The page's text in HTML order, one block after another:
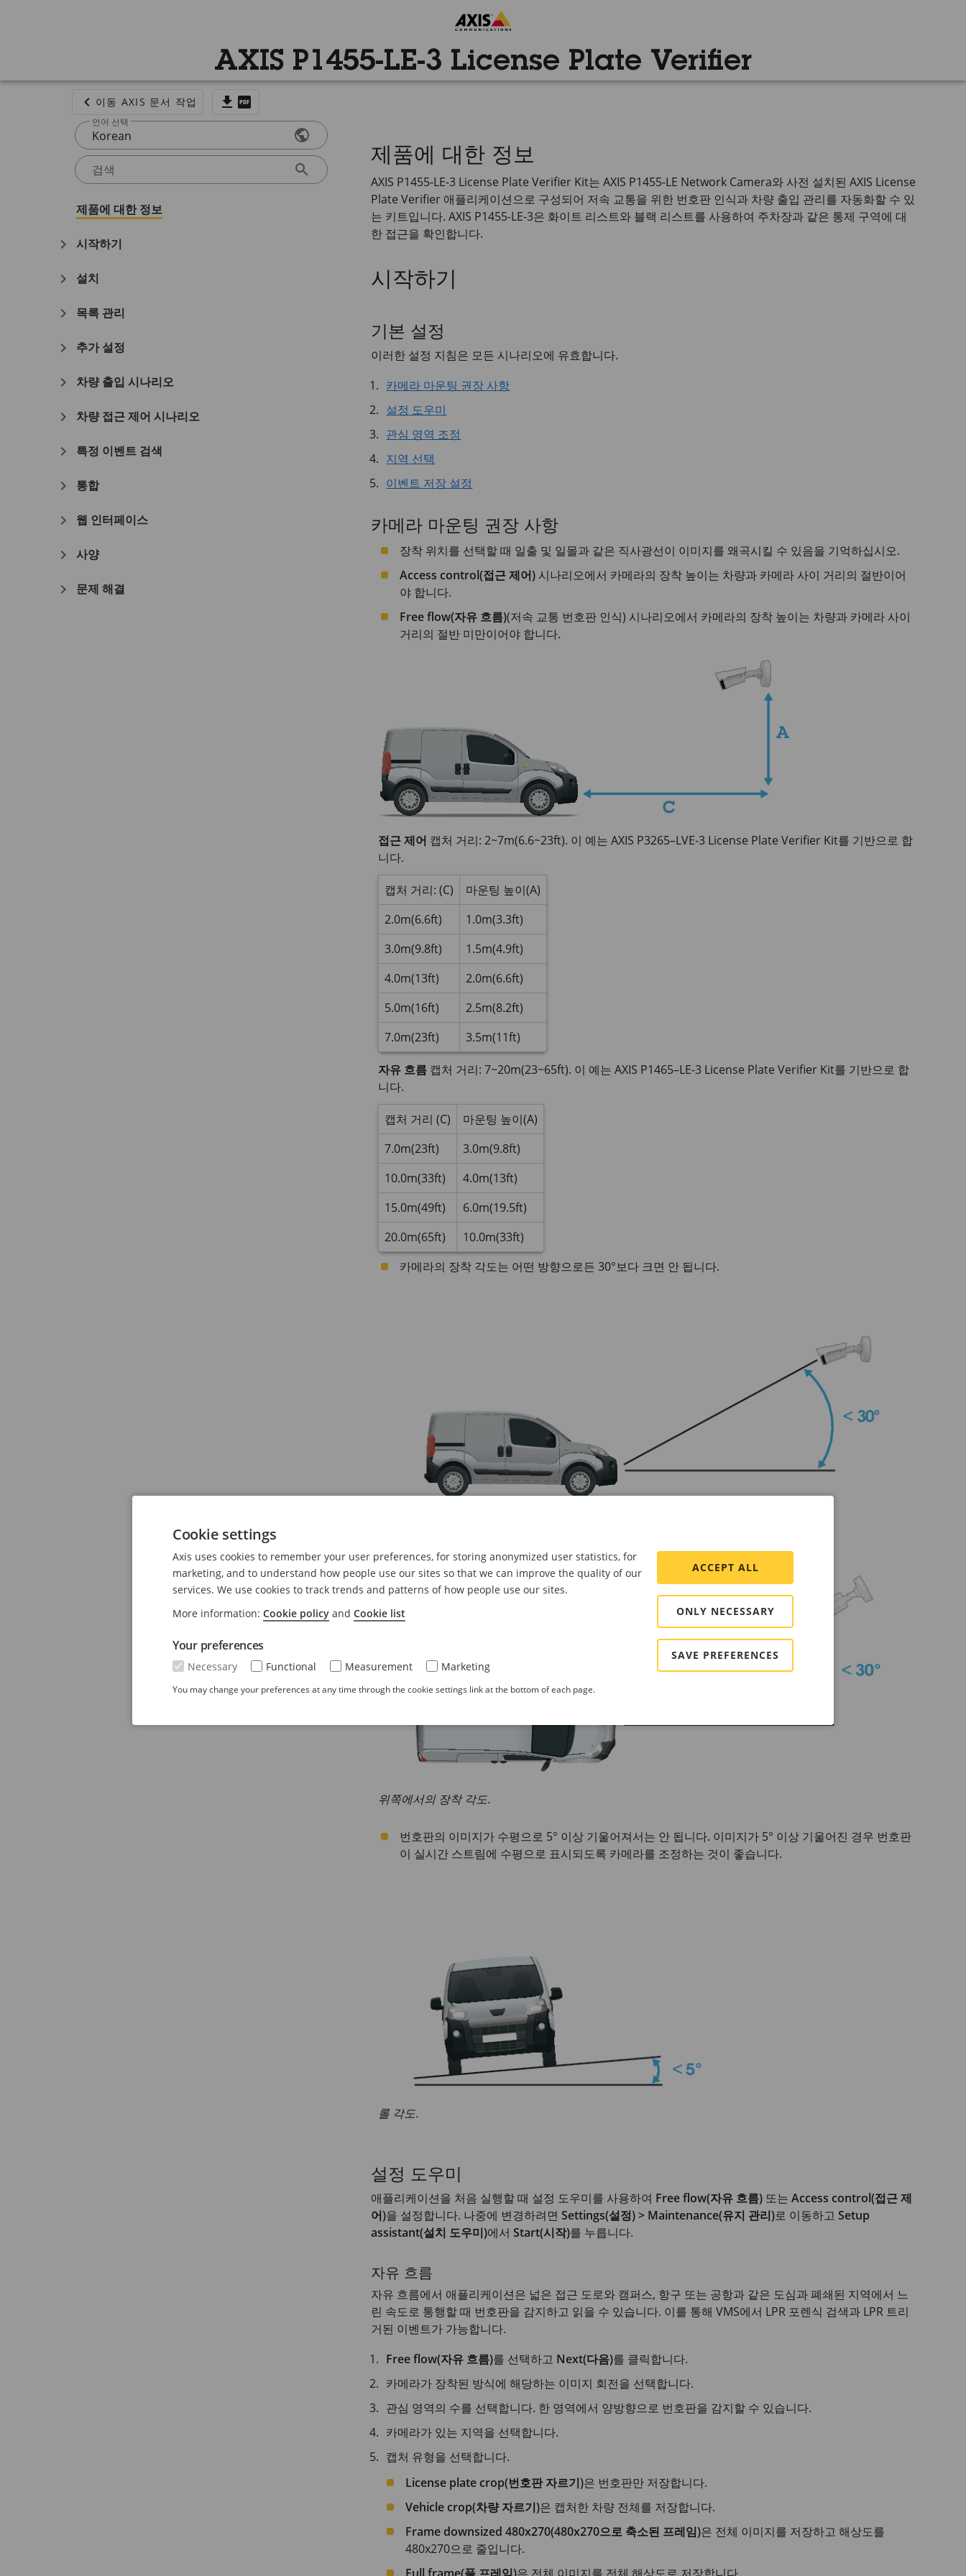
AXIS P1455-LE-3 License Plate Verifier
이동 AXIS 문서 작업
언어 선택
Korean
검색
제품에 대한 정보
시작하기
설치
목록 관리
추가 설정
차량 출입 시나리오
차량 접근 제어 시나리오
특정 이벤트 검색
통합
웹 인터페이스
사양
문제 해결
제품에 대한 정보
AXIS P1455-LE-3 License Plate Verifier Kit는 AXIS P1455-LE Network Camera와 사전 설치된 AXIS License
Plate Verifier 애플리케이션으로 구성되어 저속 교통을 위한 번호판 인식과 차량 출입 관리를 자동화할 수 있
는 키트입니다. AXIS P1455-LE-3은 화이트 리스트와 블랙 리스트를 사용하여 주차장과 같은 통제 구역에 대
한 접근을 확인합니다.
시작하기
기본 설정
이러한 설정 지침은 모든 시나리오에 유효합니다.
카메라 마운팅 권장 사항
설정 도우미
관심 영역 조정
지역 선택
이벤트 저장 설정
카메라 마운팅 권장 사항
장착 위치를 선택할 때 일출 및 일몰과 같은 직사광선이 이미지를 왜곡시킬 수 있음을 기억하십시오.
Access control(접근 제어) 시나리오에서 카메라의 장착 높이는 차량과 카메라 사이 거리의 절반이어
야 합니다.
Free flow(자유 흐름)(저속 교통 번호판 인식) 시나리오에서 카메라의 장착 높이는 차량과 카메라 사이
거리의 절반 미만이어야 합니다.
접근 제어 캡처 거리: 2~7m(6.6~23ft). 이 예는 AXIS P3265–LVE-3 License Plate Verifier Kit를 기반으로 합
니다.
캡처 거리: (C)
마운팅 높이(A)
2.0m(6.6ft)
1.0m(3.3ft)
3.0m(9.8ft)
1.5m(4.9ft)
4.0m(13ft)
2.0m(6.6ft)
5.0m(16ft)
2.5m(8.2ft)
7.0m(23ft)
3.5m(11ft)
자유 흐름 캡처 거리: 7~20m(23~65ft). 이 예는 AXIS P1465–LE-3 License Plate Verifier Kit를 기반으로 합
니다.
캡처 거리 (C)
마운팅 높이(A)
7.0m(23ft)
3.0m(9.8ft)
10.0m(33ft)
4.0m(13ft)
15.0m(49ft)
6.0m(19.5ft)
20.0m(65ft)
10.0m(33ft)
카메라의 장착 각도는 어떤 방향으로든 30°보다 크면 안 됩니다.
위쪽에서의 장착 각도.
번호판의 이미지가 수평으로 5° 이상 기울어져서는 안 됩니다. 이미지가 5° 이상 기울어진 경우 번호판
이 실시간 스트림에 수평으로 표시되도록 카메라를 조정하는 것이 좋습니다.
롤 각도.
설정 도우미
애플리케이션을 처음 실행할 때 설정 도우미를 사용하여 Free flow(자유 흐름) 또는 Access control(접근 제
어)을 설정합니다. 나중에 변경하려면 Settings(설정) > Maintenance(유지 관리)로 이동하고 Setup
assistant(설치 도우미)에서 Start(시작)를 누릅니다.
자유 흐름
자유 흐름에서 애플리케이션은 넓은 접근 도로와 캠퍼스, 항구 또는 공항과 같은 도심과 폐쇄된 지역에서 느
린 속도로 통행할 때 번호판을 감지하고 읽을 수 있습니다. 이를 통해 VMS에서 LPR 포렌식 검색과 LPR 트리
거된 이벤트가 가능합니다.
Free flow(자유 흐름)를 선택하고 Next(다음)를 클릭합니다.
카메라가 장착된 방식에 해당하는 이미지 회전을 선택합니다.
관심 영역의 수를 선택합니다. 한 영역에서 양방향으로 번호판을 감지할 수 있습니다.
카메라가 있는 지역을 선택합니다.
캡처 유형을 선택합니다.
License plate crop(번호판 자르기)은 번호판만 저장합니다.
Vehicle crop(차량 자르기)은 캡처한 차량 전체를 저장합니다.
Frame downsized 480x270(480x270으로 축소된 프레임)은 전체 이미지를 저장하고 해상도를
480x270으로 줄입니다.
Cookie settings
Axis uses cookies to remember your user preferences, for storing anonymized user statistics, for
marketing, and to understand how people use our sites so that we can improve the quality of our
services. We use cookies to track trends and patterns of how people use our sites.
More information: Cookie policy and Cookie list
Your preferences
Necessary Functional Measurement Marketing
You may change your preferences at any time through the cookie settings link at the bottom of each page.
ACCEPT ALL
ONLY NECESSARY
SAVE PREFERENCES